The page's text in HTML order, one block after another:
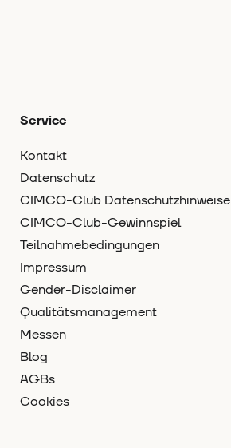
Service
Kontakt
Datenschutz
CIMCO-Club Datenschutzhinweise
CIMCO-Club-Gewinnspiel
Teilnahmebedingungen
Impressum
Gender-Disclaimer
Qualitätsmanagement
Messen
Blog
AGBs
Cookies